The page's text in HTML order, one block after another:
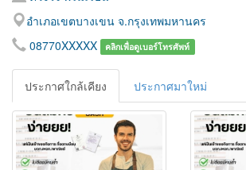
อำเภอเขตบางเขน จ.กรุงเทพมหานคร
08770XXXXX
คลิกเพื่อดูเบอร์โทรศัพท์
ประกาศใกล้เคียง ประกาศมาใหม่